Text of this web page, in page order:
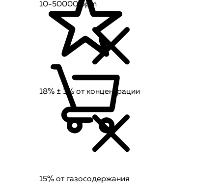
10-50000 ppm
18% ± 3% от концентрации
15% от газосодержания